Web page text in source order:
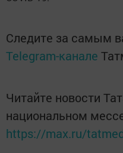
Следите за самым
Telegram-канале
Читайте новости
национальном
https://max.ru/